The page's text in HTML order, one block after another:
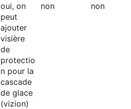
oui, on
peut
ajouter
visière
de
protectio
n pour la
cascade
de glace
(vizion)
non non